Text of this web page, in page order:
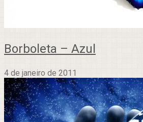
Borboleta – Azul
4 de janeiro de 2011